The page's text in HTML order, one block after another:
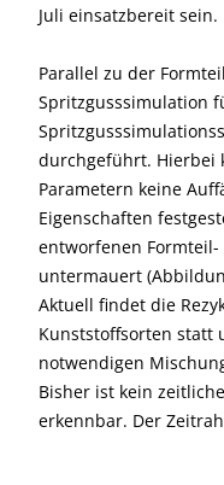
Juli einsatzbereit sein.
Parallel zu der
Spritzgusssimulation
durchgeführt. Hierbei
Parametern keine
Eigenschaften
entworfenen
untermauert
Aktuell findet die
Kunststoffsorten statt
notwendigen
Bisher ist kein
erkennbar. Der